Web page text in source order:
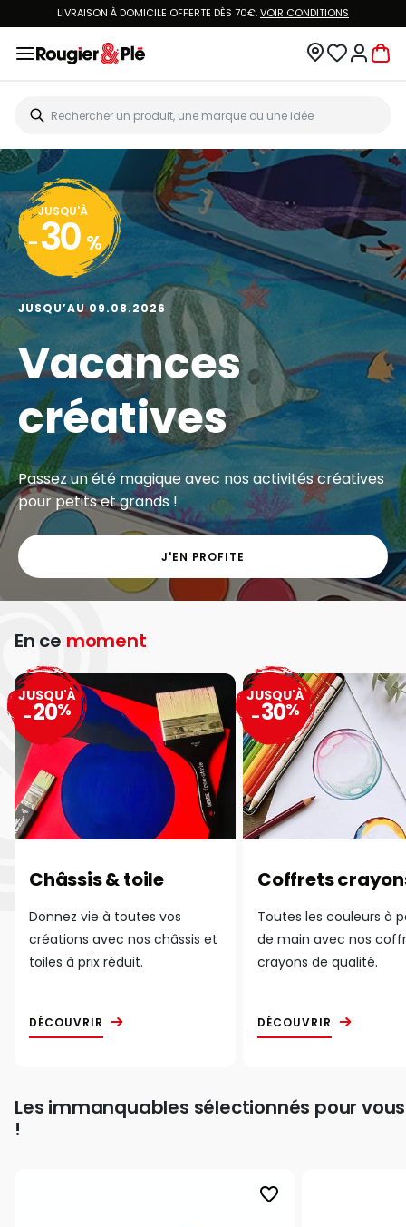
LIVRAISON À DOMICILE OFFERTE DÈS 70€.VOIR CONDITIONS
JUSQU'À
- 30 %
JUSQU’AU 09.08.2026
Vacances
créatives
Passez un été magique avec nos activités créatives
pour petits et grands !
J'EN PROFITE
En ce moment
Châssis & toile
Donnez vie à toutes vos
créations avec nos châssis et
toiles à prix réduit.
DÉCOUVRIR
JUSQU'À
-20%
Coffrets
Toutes les couleurs à
de main avec nos
crayons de qualité.
DÉCOUVRIR
JUSQU'À
-30%
Les immanquables sélectionnés pour vous
!
favorite_border